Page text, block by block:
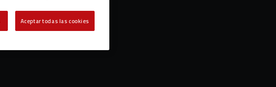
Aceptar todas las cookies